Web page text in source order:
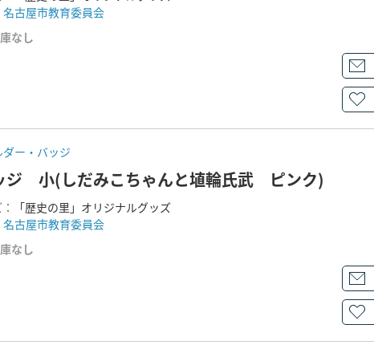
名古屋市教育委員会
なし
ー・バッジ
ジ 小(しだみこちゃんと埴輪氏武 ピンク)
「歴史の里」オリジナルグッズ
名古屋市教育委員会
なし